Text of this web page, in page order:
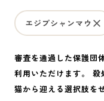
エジプシャンマウ
審査を通過した保護団
利用いただけます。
猫から迎える選択肢を